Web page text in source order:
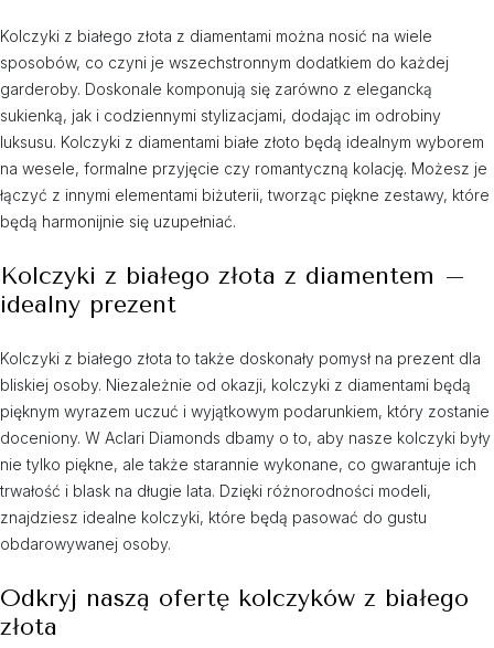
Kolczyki z białego złota z diamentami można nosić na wiele
sposobów, co czyni je wszechstronnym dodatkiem do każdej
garderoby. Doskonale komponują się zarówno z elegancką
sukienką, jak i codziennymi stylizacjami, dodając im odrobiny
luksusu. Kolczyki z diamentami białe złoto będą idealnym wyborem
na wesele, formalne przyjęcie czy romantyczną kolację. Możesz je
łączyć z innymi elementami biżuterii, tworząc piękne zestawy, które
będą harmonijnie się uzupełniać.
Kolczyki z białego złota z diamentem –
idealny prezent
Kolczyki z białego złota to także doskonały pomysł na prezent dla
bliskiej osoby. Niezależnie od okazji, kolczyki z diamentami będą
pięknym wyrazem uczuć i wyjątkowym podarunkiem, który zostanie
doceniony. W Aclari Diamonds dbamy o to, aby nasze kolczyki były
nie tylko piękne, ale także starannie wykonane, co gwarantuje ich
trwałość i blask na długie lata. Dzięki różnorodności modeli,
znajdziesz idealne kolczyki, które będą pasować do gustu
obdarowywanej osoby.
Odkryj naszą ofertę kolczyków z białego
złota